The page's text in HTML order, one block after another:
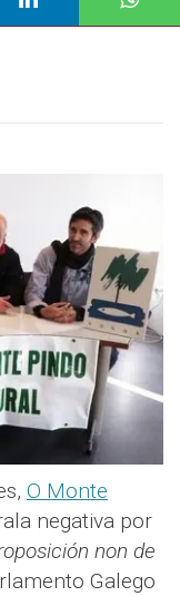
O Monte
negativa por
non de
Galego